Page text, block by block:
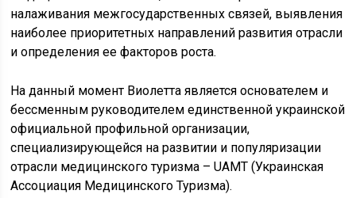
налаживания межгосударственных связей, выявления
наиболее приоритетных направлений развития отрасли
и определения ее факторов роста.
На данный момент Виолетта является основателем и
бессменным руководителем единственной украинской
официальной профильной организации,
специализирующейся на развитии и популяризации
отрасли медицинского туризма – UAMT (Украинская
Ассоциация Медицинского Туризма).